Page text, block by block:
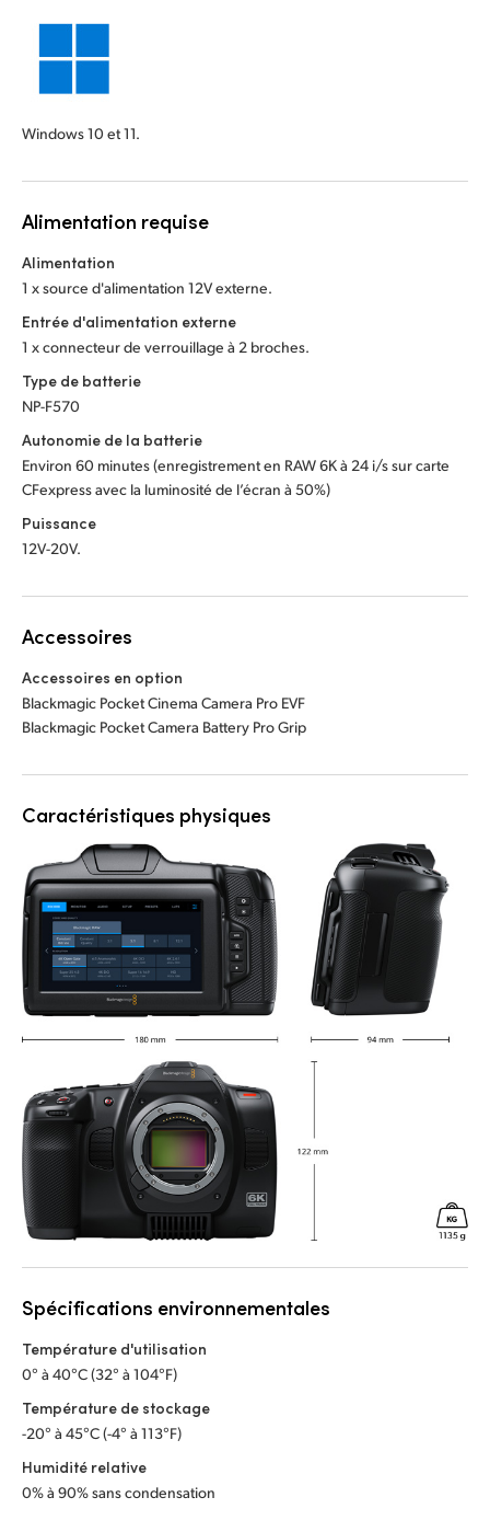
Windows 10 et 11.
Alimentation requise
Alimentation
1 x source d'alimentation 12V externe.
Entrée d'alimentation externe
1 x connecteur de verrouillage à 2 broches.
Type de batterie
NP-F570
Autonomie de la batterie
Environ 60 minutes (enregistrement en RAW 6K à 24 i/s sur carte
CFexpress avec la luminosité de l’écran à 50%)
Puissance
12V-20V.
Accessoires
Accessoires en option
Blackmagic Pocket Cinema Camera Pro EVF
Blackmagic Pocket Camera Battery Pro Grip
Caractéristiques physiques
Spécifications environnementales
Température d'utilisation
0° à 40°C (32° à 104°F)
Température de stockage
-20° à 45°C (-4° à 113°F)
Humidité relative
0% à 90% sans condensation